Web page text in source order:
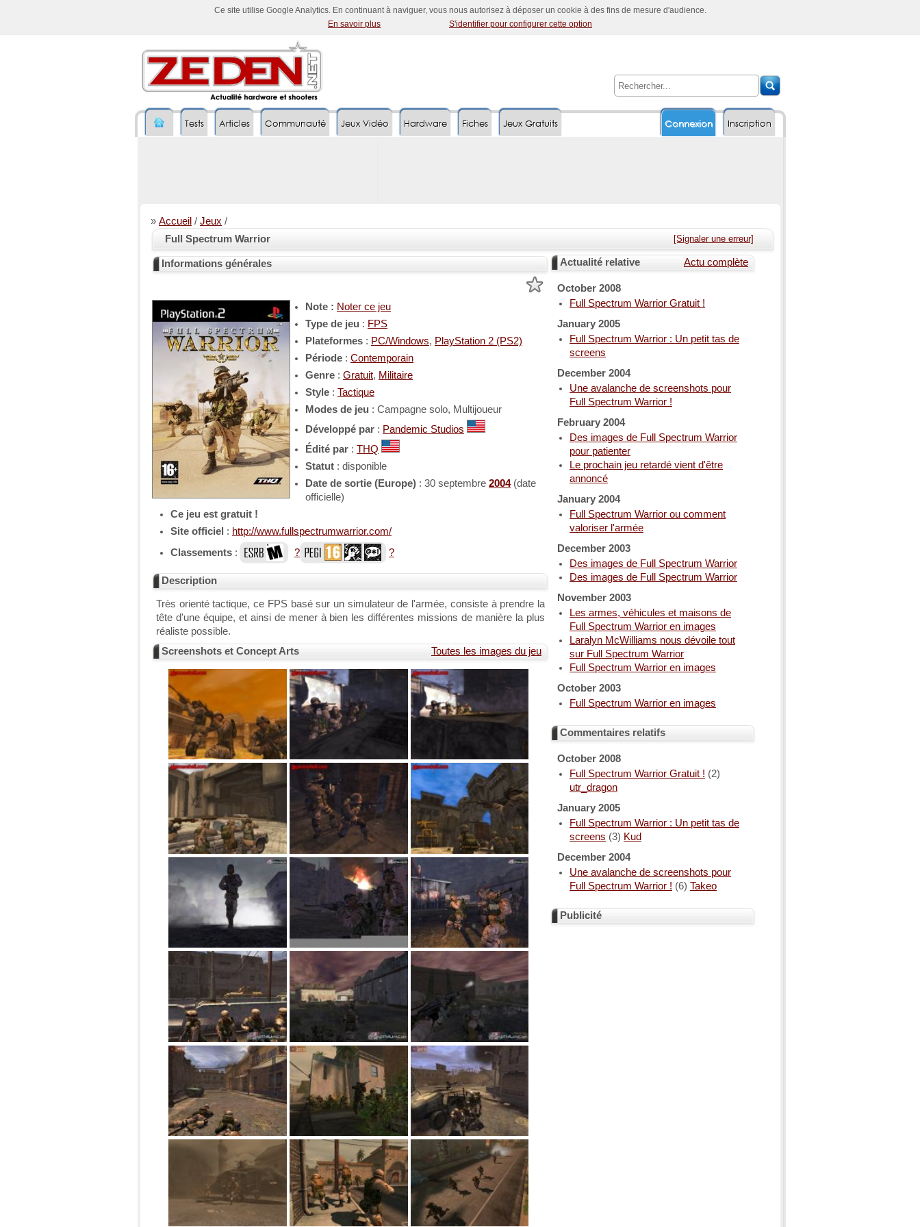
Ce site utilise Google Analytics. En continuant à naviguer, vous nous autorisez à déposer un cookie à des fins de mesure d'audience.
En savoir plus
S'identifier pour configurer cette option
Inscription
Tests Articles Communauté Jeux Vidéo Hardware Fiches Connexion
Jeux Gratuits
» Accueil / Jeux /
[Signaler une erreur]
Full Spectrum Warrior
Informations générales
Note : Noter ce jeu
Type de jeu : FPS
Plateformes : PC/Windows, PlayStation 2 (PS2)
Période : Contemporain
Genre : Gratuit, Militaire
Style : Tactique
Modes de jeu : Campagne solo, Multijoueur
Développé par : Pandemic Studios
Édité par : THQ
Statut : disponible
Date de sortie (Europe) : 30 septembre 2004(date
officielle)
Ce jeu est gratuit !
Site officiel : http://www.fullspectrumwarrior.com/
Classements : ? ?
Description
Très orienté tactique, ce FPS basé sur un simulateur de l'armée, consiste à prendre la
tête d'une équipe, et ainsi de mener à bien les différentes missions de manière la plus
réaliste possible.
Toutes les images du jeu
Screenshots et Concept Arts
Actu complète
Actualité relative
October 2008
Full Spectrum Warrior Gratuit !
January 2005
Full Spectrum Warrior : Un petit tas de
screens
December 2004
Une avalanche de screenshots pour
Full Spectrum Warrior !
February 2004
Des images de Full Spectrum Warrior
pour patienter
Le prochain jeu retardé vient d'être
annoncé
January 2004
Full Spectrum Warrior ou comment
valoriser l'armée
December 2003
Des images de Full Spectrum Warrior
Des images de Full Spectrum Warrior
November 2003
Les armes, véhicules et maisons de
Full Spectrum Warrior en images
Laralyn McWilliams nous dévoile tout
sur Full Spectrum Warrior
Full Spectrum Warrior en images
October 2003
Full Spectrum Warrior en images
Commentaires relatifs
October 2008
Full Spectrum Warrior Gratuit ! (2)
utr_dragon
January 2005
Full Spectrum Warrior : Un petit tas de
screens (3) Kud
December 2004
Une avalanche de screenshots pour
Full Spectrum Warrior ! (6) Takeo
Publicité